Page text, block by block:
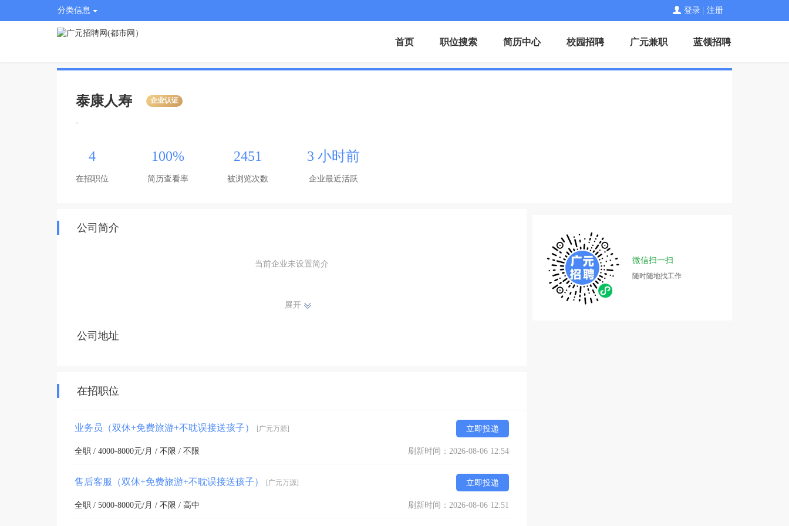
分类信息 登录 注册
首页 职位搜索 简历中心 校园招聘 广元兼职 蓝领招聘
泰康人寿 企业认证
-
4
在招职位
100%
简历查看率
2451
被浏览次数
3 小时前
企业最近活跃
公司简介
当前企业未设置简介
展开
公司地址
在招职位
业务员（双休+免费旅游+不耽误接送孩子） [广元万源] 立即投递
全职 / 4000-8000元/月 / 不限 / 不限 刷新时间：2026-08-06 12:54
售后客服（双休+免费旅游+不耽误接送孩子） [广元万源] 立即投递
全职 / 5000-8000元/月 / 不限 / 高中 刷新时间：2026-08-06 12:51
微信扫一扫
随时随地找工作